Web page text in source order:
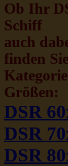
Ob Ihr
Schiff
auch
finden
Größen:
DSR
DSR
DSR